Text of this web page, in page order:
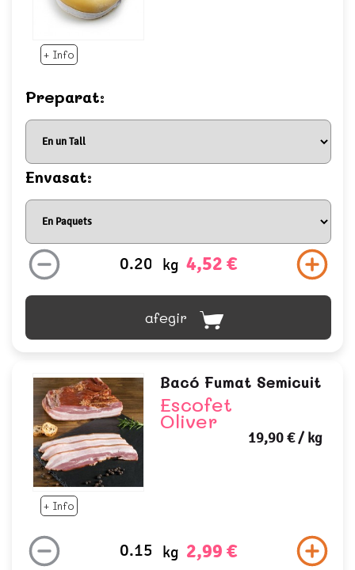
+ Info
Preparat:
Envasat:
kg 4,52 €
afegir
+ Info
Bacó Fumat Semicuit
Escofet
Oliver
19,90 €/ kg
kg 2,99 €